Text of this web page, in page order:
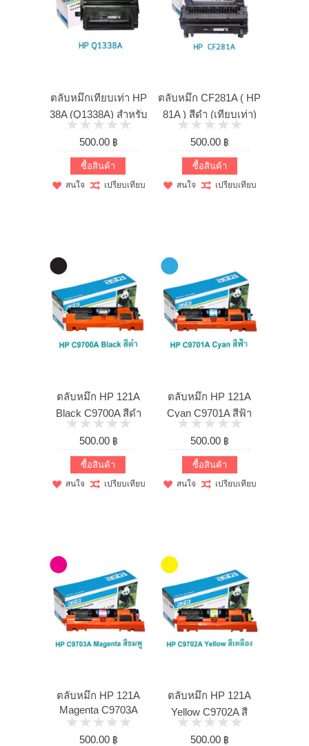
ตลับหมึกเทียบเท่า HP
38A (Q1338A) สำหรับ
HP ...
500.00 ฿
ซื้อสินค้า
สนใจ เปรียบเทียบ
ตลับหมึก CF281A ( HP
81A ) สีดำ (เทียบเท่า)
...
500.00 ฿
ซื้อสินค้า
สนใจ เปรียบเทียบ
ตลับหมึก HP 121A
Black C9700A สีดำ
(เทียบเท่า)
500.00 ฿
ซื้อสินค้า
สนใจ เปรียบเทียบ
ตลับหมึก HP 121A
Cyan C9701A สีฟ้า
(เทียบเท่า)
500.00 ฿
ซื้อสินค้า
สนใจ เปรียบเทียบ
ตลับหมึก HP 121A
Magenta C9703A
สีชมพู ...
500.00 ฿
ตลับหมึก HP 121A
Yellow C9702A สี
เหลือง ...
500.00 ฿